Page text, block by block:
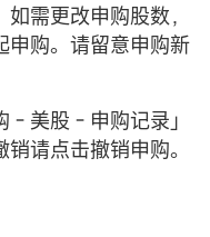
需更改申购股数，
申购。请留意申购新
- 美股 - 申购记录」
请点击撤销申购。